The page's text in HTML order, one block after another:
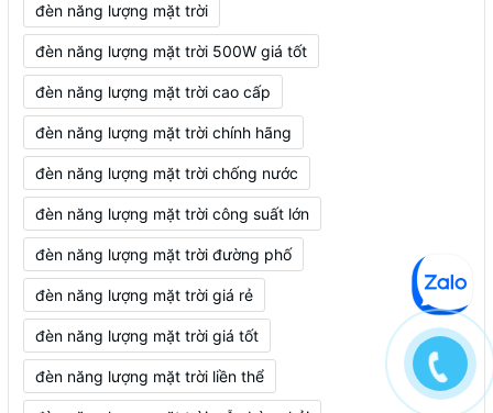
đèn năng lượng mặt trời
đèn năng lượng mặt trời 500W giá tốt
đèn năng lượng mặt trời cao cấp
đèn năng lượng mặt trời chính hãng
đèn năng lượng mặt trời chống nước
đèn năng lượng mặt trời công suất lớn
đèn năng lượng mặt trời đường phố
đèn năng lượng mặt trời giá rẻ
đèn năng lượng mặt trời giá tốt
đèn năng lượng mặt trời liền thể